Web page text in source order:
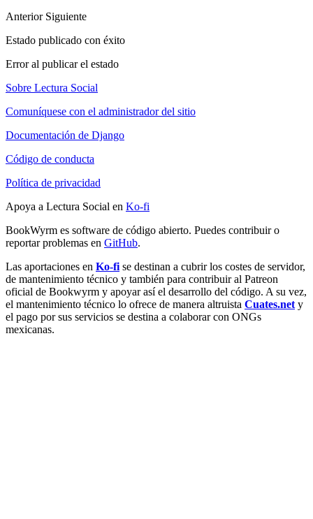
Anterior Siguiente
Estado publicado con éxito
Error al publicar el estado
Sobre Lectura Social
Comuníquese con el administrador del sitio
Documentación de Django
Código de conducta
Política de privacidad
Apoya a Lectura Social en Ko-fi
BookWyrm es software de código abierto. Puedes contribuir o
reportar problemas en GitHub.
Las aportaciones en Ko-fi se destinan a cubrir los costes de servidor,
de mantenimiento técnico y también para contribuir al Patreon
oficial de Bookwyrm y apoyar así el desarrollo del código. A su vez,
el mantenimiento técnico lo ofrece de manera altruista Cuates.net y
el pago por sus servicios se destina a colaborar con ONGs
mexicanas.